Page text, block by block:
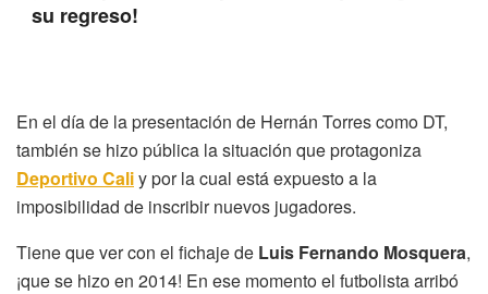
su regreso!
En el día de la presentación de Hernán Torres como DT,
también se hizo pública la situación que protagoniza
Deportivo Caliy por la cual está expuesto a la
imposibilidad de inscribir nuevos jugadores.
Tiene que ver con el fichaje de Luis Fernando Mosquera,
¡que se hizo en 2014! En ese momento el futbolista arribó